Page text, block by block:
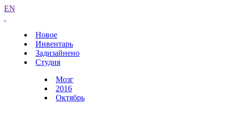
EN
Новое
Инвентарь
Задизайнено
Студия
Мозг
2016
Октябрь